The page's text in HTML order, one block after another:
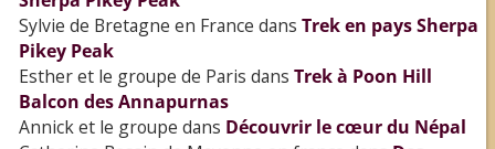
Sylvie de Bretagne en France dans Trek en pays Sherpa
Pikey Peak
Esther et le groupe de Paris dans Trek à Poon Hill
Balcon des Annapurnas
Annick et le groupe dans Découvrir le cœur du Népal